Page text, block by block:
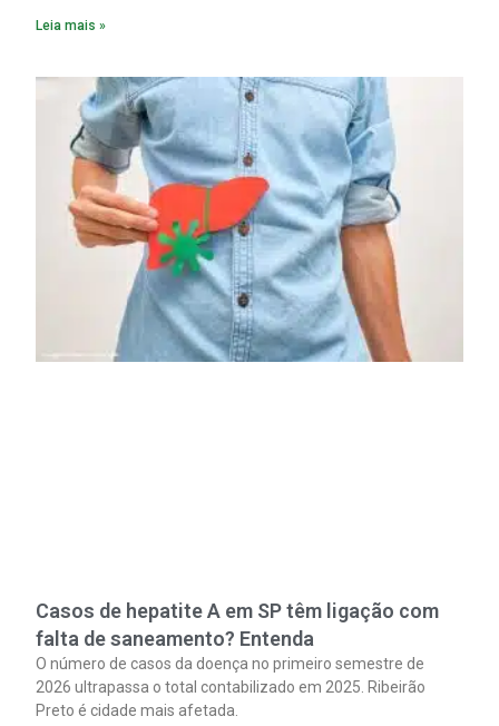
Leia mais »
Casos de hepatite A em SP têm ligação com
falta de saneamento? Entenda
O número de casos da doença no primeiro semestre de
2026 ultrapassa o total contabilizado em 2025. Ribeirão
Preto é cidade mais afetada.